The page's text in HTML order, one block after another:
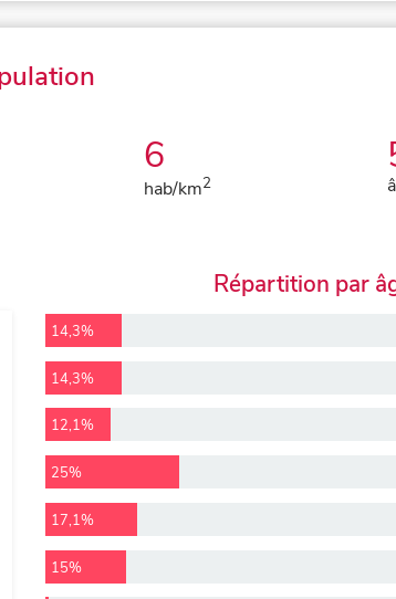
6
hab/km2
Répartition par
14,3%
14,3%
12,1%
25%
17,1%
15%